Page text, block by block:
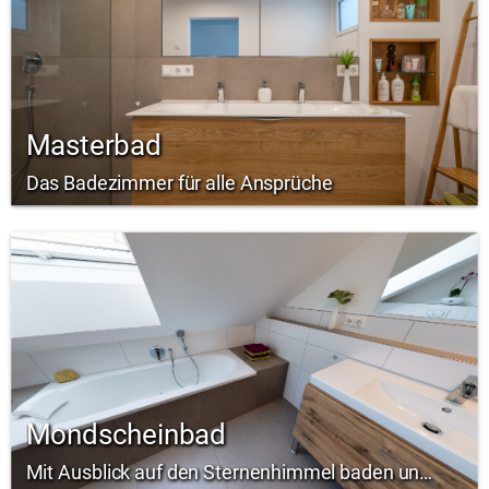
Masterbad
Das Badezimmer für alle Ansprüche
Mondscheinbad
Mit Ausblick auf den Sternenhimmel baden und entspannen